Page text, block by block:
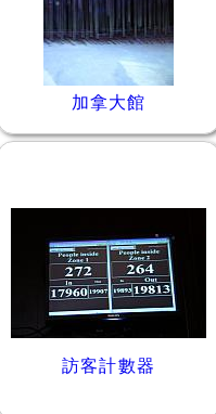
加拿大館
訪客計數器